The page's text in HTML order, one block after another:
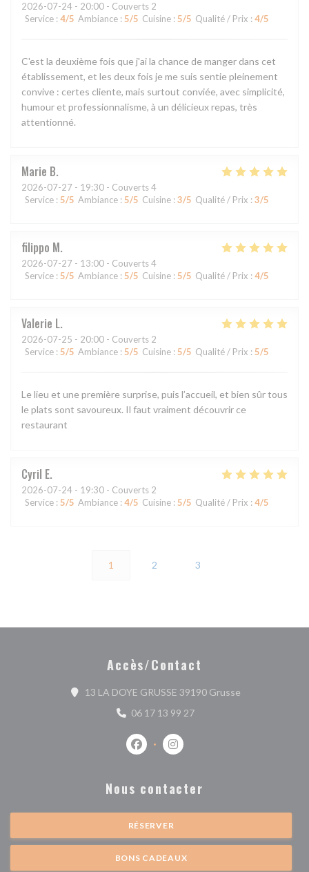
2026-07-24 - 20:00 - Couverts 2
Service : 4/5 Ambiance : 5/5 Cuisine : 5/5 Qualité / Prix : 4/5
C'est la deuxième fois que j'ai la chance de manger dans cet
établissement, et les deux fois je me suis sentie pleinement
convive : certes cliente, mais surtout conviée, avec simplicité,
humour et professionnalisme, à un délicieux repas, très
attentionné.
Marie B
2026-07-27 - 19:30 - Couverts 4
Service : 5/5 Ambiance : 5/5 Cuisine : 3/5 Qualité / Prix : 3/5
filippo M
2026-07-27 - 13:00 - Couverts 4
Service : 5/5 Ambiance : 5/5 Cuisine : 5/5 Qualité / Prix : 4/5
Valerie L
2026-07-25 - 20:00 - Couverts 2
Service : 5/5 Ambiance : 5/5 Cuisine : 5/5 Qualité / Prix : 5/5
Le lieu et une première surprise, puis l’accueil, et bien sûr tous
le plats sont savoureux. Il faut vraiment découvrir ce
restaurant
Cyril E
2026-07-24 - 19:30 - Couverts 2
Service : 5/5 Ambiance : 4/5 Cuisine : 5/5 Qualité / Prix : 4/5
1 2 3
Accès/Contact
13 LA DOYE GRUSSE 39190 Grusse((ouvre une
06 17 13 99 27
Facebook ((ouvre une nouvelle
Instagram ((ouvre une
Nous contacter
RÉSERVER
BONS CADEAUX